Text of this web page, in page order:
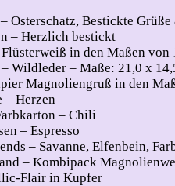
Osterschatz, Bestickte
– Herzlich bestickt
in den Maßen von
Wildleder – Maße: 21,0 x
Magnoliengruß in den
– Herzen
– Chili
– Espresso
– Savanne, Elfenbein,
– Kombipack
Flair in Kupfer